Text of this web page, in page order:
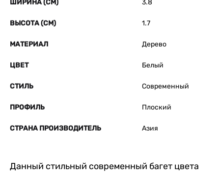
ШИРИНА (СМ) 3.8
ВЫСОТА (СМ) 1.7
МАТЕРИАЛ Дерево
ЦВЕТ Белый
СТИЛЬ Современный
ПРОФИЛЬ Плоский
СТРАНА ПРОИЗВОДИТЕЛЬ Азия
Данный стильный современный багет цвета